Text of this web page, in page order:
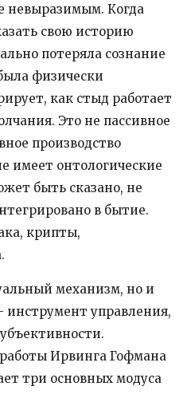
невыразимым. Когда
свою историю
потеряла сознание
физически
как стыд работает
Это не пассивное
производство
имеет онтологические
быть сказано, не
в бытие.
крипты,
механизм, но и
инструмент управления,
Ирвинга Гофмана
три основных модуса